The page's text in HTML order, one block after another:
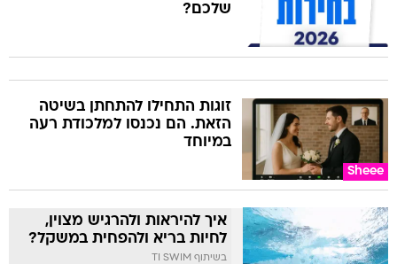
שלכם?
Sheee
זוגות התחילו להתחתן בשיטה
הזאת. הם נכנסו למלכודת רעה
במיוחד
איך להיראות ולהרגיש מצוין,
לחיות בריא ולהפחית במשקל?
בשיתוף TI SWIM